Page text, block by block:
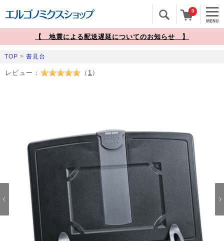
0
【 地震による配送遅延についてのお知らせ 】
TOP > 書見台
レビュー： （ 1 ）